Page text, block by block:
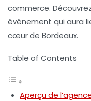
commerce.
événement qui aura
cœur de Bordeaux.
Table of Contents
Aperçu de